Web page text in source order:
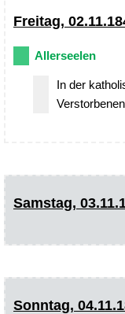
Freitag,
Allerseelen
In der
Samstag,
Sonntag,